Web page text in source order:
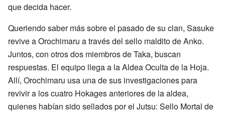
que decida hacer.
Queriendo saber más sobre el pasado de su clan, Sasuke
revive a Orochimaru a través del sello maldito de Anko.
Juntos, con otros dos miembros de Taka, buscan
respuestas. El equipo llega a la Aldea Oculta de la Hoja.
Allí, Orochimaru usa una de sus investigaciones para
revivir a los cuatro Hokages anteriores de la aldea,
quienes habían sido sellados por el Jutsu: Sello Mortal de